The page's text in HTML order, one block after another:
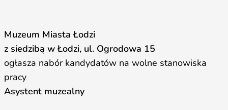
Muzeum Miasta Łodzi
z siedzibą w Łodzi, ul. Ogrodowa 15
ogłasza nabór kandydatów na wolne stanowiska
pracy
Asystent muzealny